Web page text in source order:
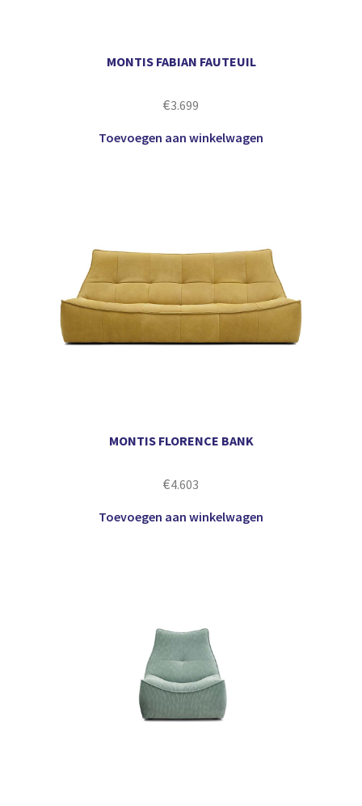
MONTIS FABIAN FAUTEUIL
€3.699
Toevoegen aan winkelwagen
MONTIS FLORENCE BANK
€4.603
Toevoegen aan winkelwagen